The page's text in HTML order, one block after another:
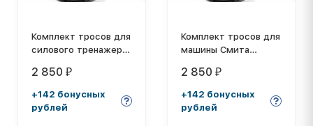
Комплект тросов для
силового тренажера
2 850 ₽
+142 бонусных
рублей
Комплект тросов для
машины Смита
2 850 ₽
+142 бонусных
рублей